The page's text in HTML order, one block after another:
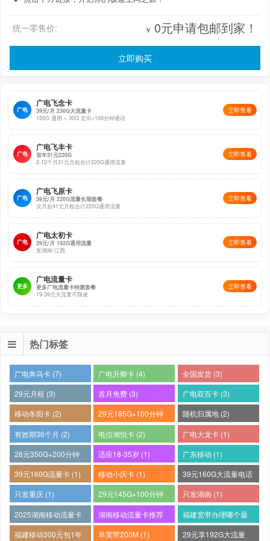
￥ 0元申请包邮到家！
统一零售价:
立即购买
广电
广电飞念卡
39元/月 230G大流量卡
155G 通用 + 30G 定向+100分钟通话
立即查看
广电
广电飞丰卡
首年31元220G
2-12个月31元月租合计220G通用流量
立即查看
广电
广电飞原卡
39元/月 220G流量长期套餐
次月起41元月租合计220G通用流量
立即查看
广电
广电太初卡
29元/月 192G通用流量
发湖南/江西
立即查看
更多
广电流量卡
更多广电流量卡特惠套餐
19-39元大流量不限速
立即查看
热门标签
广电奔马卡 (7) 广电升卿卡 (4)
全国发货 (3)
29元月租 (3)
首月免费 (3)
广电双百卡 (3)
移动冬阳卡 (2)
29元185G+100分钟
(2)
随机归属地 (2)
有效期36个月 (2)
电信湘悦卡 (2)
广电大龙卡 (1)
28元350G+200分钟
(1)
适应18-35岁 (1)
广东移动 (1)
39元160G流量卡 (1)
移动小庆卡 (1)
39元160G大流量电话
卡 (1)
只发重庆 (1)
29元145G+100分钟
(1)
只发湖南 (1)
2025湖南移动流量卡
哪个好 (1)
湖南移动流量卡推荐
(1)
福建宽带办理哪个最
便宜 (1)
福建移动300元包1年 单宽带200M (1) 29元享192G大流量